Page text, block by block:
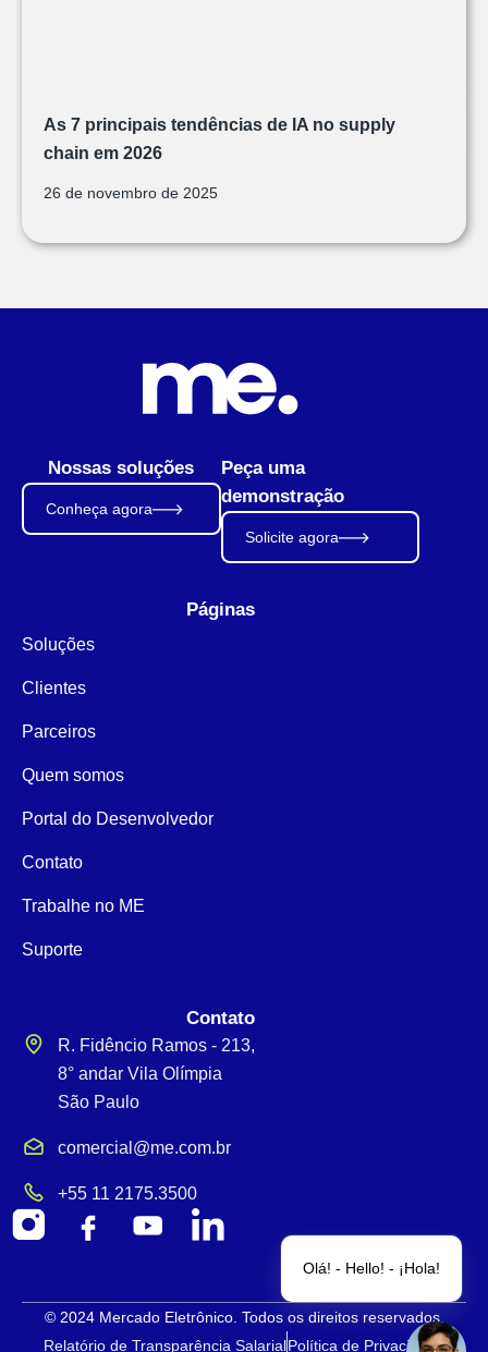
As 7 principais tendências de IA no supply
chain em 2026
26 de novembro de 2025
Nossas soluções
Conheça agora
Peça uma
demonstração
Solicite agora
Páginas
Soluções
Clientes
Parceiros
Quem somos
Portal do Desenvolvedor
Contato
Trabalhe no ME
Suporte
Contato
R. Fidêncio Ramos - 213,
8° andar Vila Olímpia
São Paulo
comercial@me.com.br
+55 11 2175.3500
© 2024 Mercado Eletrônico. Todos os direitos reservados.
Relatório de Transparência SalarialPolítica de Privacidade
Olá! - Hello! - ¡Hola!